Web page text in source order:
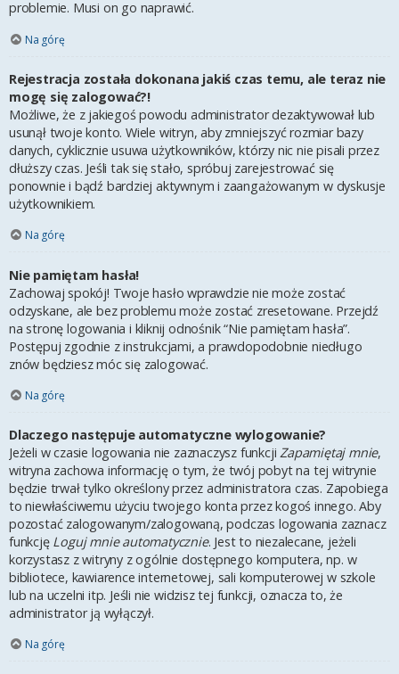
problemie. Musi on go naprawić.
Na górę
Rejestracja została dokonana jakiś czas temu, ale teraz nie
mogę się zalogować?!
Możliwe, że z jakiegoś powodu administrator dezaktywował lub
usunął twoje konto. Wiele witryn, aby zmniejszyć rozmiar bazy
danych, cyklicznie usuwa użytkowników, którzy nic nie pisali przez
dłuższy czas. Jeśli tak się stało, spróbuj zarejestrować się
ponownie i bądź bardziej aktywnym i zaangażowanym w dyskusje
użytkownikiem.
Na górę
Nie pamiętam hasła!
Zachowaj spokój! Twoje hasło wprawdzie nie może zostać
odzyskane, ale bez problemu może zostać zresetowane. Przejdź
na stronę logowania i kliknij odnośnik “Nie pamiętam hasła”.
Postępuj zgodnie z instrukcjami, a prawdopodobnie niedługo
znów będziesz móc się zalogować.
Na górę
Dlaczego następuje automatyczne wylogowanie?
Jeżeli w czasie logowania nie zaznaczysz funkcjiZapamiętaj mnie,
witryna zachowa informację o tym, że twój pobyt na tej witrynie
będzie trwał tylko określony przez administratora czas. Zapobiega
to niewłaściwemu użyciu twojego konta przez kogoś innego. Aby
pozostać zalogowanym/zalogowaną, podczas logowania zaznacz
funkcję Loguj mnie automatycznie. Jest to niezalecane, jeżeli
korzystasz z witryny z ogólnie dostępnego komputera, np. w
bibliotece, kawiarence internetowej, sali komputerowej w szkole
lub na uczelni itp. Jeśli nie widzisz tej funkcji, oznacza to, że
administrator ją wyłączył.
Na górę